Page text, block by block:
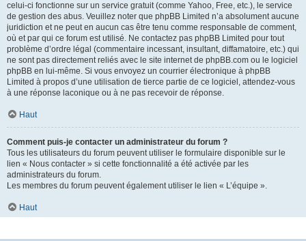
celui-ci fonctionne sur un service gratuit (comme Yahoo, Free, etc.), le service
de gestion des abus. Veuillez noter que phpBB Limited n’a absolument aucune
juridiction et ne peut en aucun cas être tenu comme responsable de comment,
où et par qui ce forum est utilisé. Ne contactez pas phpBB Limited pour tout
problème d’ordre légal (commentaire incessant, insultant, diffamatoire, etc.) qui
ne sont pas directement reliés avec le site internet de phpBB.com ou le logiciel
phpBB en lui-même. Si vous envoyez un courrier électronique à phpBB
Limited à propos d’une utilisation de tierce partie de ce logiciel, attendez-vous
à une réponse laconique ou à ne pas recevoir de réponse.
Haut
Comment puis-je contacter un administrateur du forum ?
Tous les utilisateurs du forum peuvent utiliser le formulaire disponible sur le
lien « Nous contacter » si cette fonctionnalité a été activée par les
administrateurs du forum.
Les membres du forum peuvent également utiliser le lien « L’équipe ».
Haut